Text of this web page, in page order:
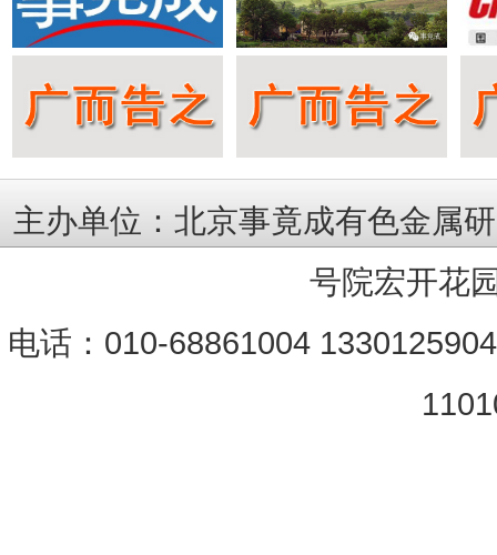
主办单位：北京事竟成有色金属
号院宏开花
电话：010-68861004